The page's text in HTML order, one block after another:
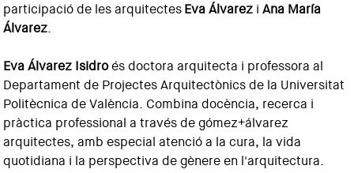
participació de les arquitectesEva Álvarez iAna María
Álvarez.
Eva Álvarez Isidroés doctora arquitecta i professora al
Departament de Projectes Arquitectònics de la Universitat
Politècnica de València. Combina docència, recerca i
pràctica professional a través de gómez+álvarez
arquitectes, amb especial atenció a la cura, la vida
quotidiana i la perspectiva de gènere en l'arquitectura.